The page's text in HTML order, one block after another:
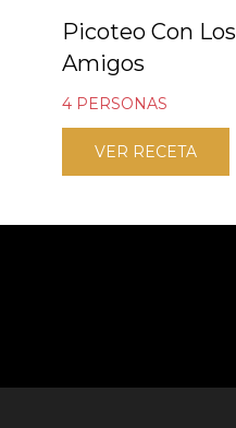
Picoteo Con Los
Amigos
4 PERSONAS
VER RECETA